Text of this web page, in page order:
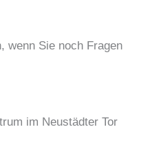
wenn Sie noch Fragen
im Neustädter Tor